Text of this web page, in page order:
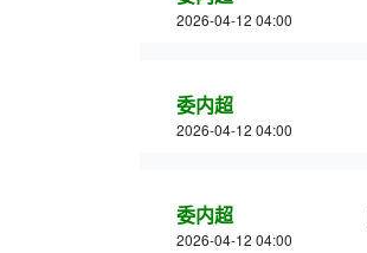
2026-04-12 04:00
委内超
2026-04-12 04:00
委内超
2026-04-12 04:00